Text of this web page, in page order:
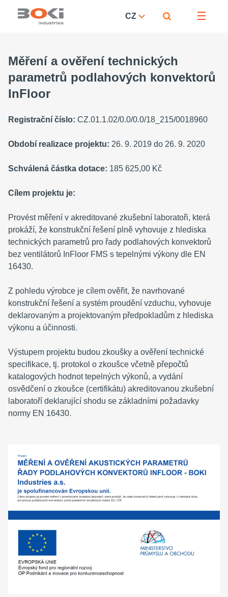
CZ
Měření a ověření technických
parametrů podlahových konvektorů
InFloor
Registrační číslo: CZ.01.1.02/0.0/0.0/18_215/0018960
Období realizace projektu: 26. 9. 2019 do 26. 9. 2020
Schválená částka dotace: 185 625,00 Kč
Cílem projektu je:
Provést měření v akreditované zkušební laboratoři, která
prokáží, že konstrukční řešení plně vyhovuje z hlediska
technických parametrů pro řady podlahových konvektorů
bez ventilátorů InFloor FMS s tepelnými výkony dle EN
16430.
Z pohledu výrobce je cílem ověřit, že navrhované
konstrukční řešení a systém proudění vzduchu, vyhovuje
deklarovaným a projektovaným předpokladům z hlediska
výkonu a účinnosti.
Výstupem projektu budou zkoušky a ověření technické
specifikace, tj. protokol o zkoušce včetně přepočtů
katalogových hodnot tepelných výkonů, a vydání
osvědčení o zkoušce (certifikátu) akreditovanou zkušební
laboratoří deklarující shodu se základními požadavky
normy EN 16430.